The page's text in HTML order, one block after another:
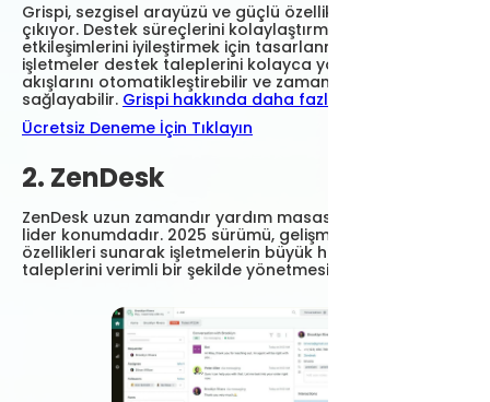
Grispi, sezgisel arayüzü ve güçlü özellik setiyle öne
çıkıyor. Destek süreçlerini kolaylaştırmak ve müşteri
etkileşimlerini iyileştirmek için tasarlanmıştır. Grispi ile
işletmeler destek taleplerini kolayca yönetebilir, iş
akışlarını otomatikleştirebilir ve zamanında destek
sağlayabilir. Grispi hakkında daha fazla bilgi edinin
Ücretsiz Deneme İçin Tıklayın
2. ZenDesk
ZenDesk uzun zamandır yardım masası sektöründe
lider konumdadır. 2025 sürümü, gelişmiş yapay zeka
özellikleri sunarak işletmelerin büyük hacimli destek
taleplerini verimli bir şekilde yönetmesini kolaylaştırıyor.